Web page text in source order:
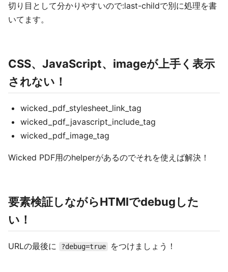
切り目として分かりやすいので:last-childで別に処理を書
いてます。
CSS、JavaScript、imageが上手く表示
されない！
wicked_pdf_stylesheet_link_tag
wicked_pdf_javascript_include_tag
wicked_pdf_image_tag
Wicked PDF用のhelperがあるのでそれを使えば解決！
要素検証しながらHTMlでdebugした
い！
URLの最後に ?debug=true をつけましょう！